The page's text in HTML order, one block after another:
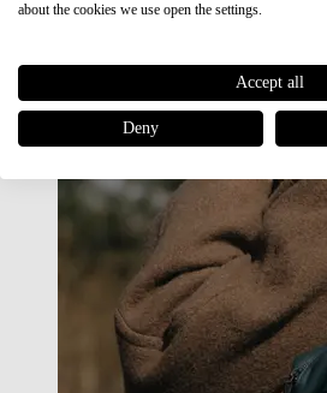
about the cookies we use open the settings.
Accept all
Deny